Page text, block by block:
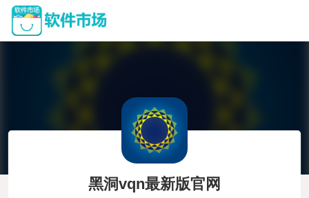
黑洞vqn最新版官网